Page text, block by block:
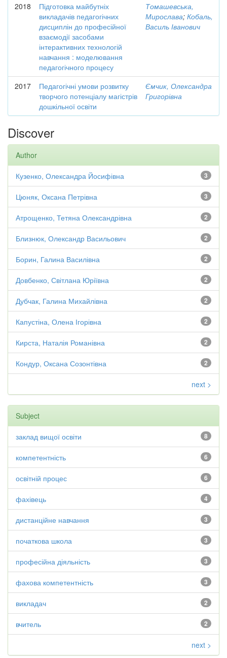
2018
Підготовка майбутніх
викладачів педагогічних
дисциплін до професійної
взаємодії засобами
інтерактивних технологій
навчання : моделювання
педагогічного процесу
Томашевська,
Мирослава; Кобаль,
Василь Іванович
2017
Педагогічні умови розвитку
творчого потенціалу магістрів
дошкільної освіти
Ємчик, Олександра
Григорівна
Discover
Author
3
Кузенко, Олександра Йосифівна
3
Цюняк, Оксана Петрівна
2
Атрощенко, Тетяна Олександрівна
2
Близнюк, Олександр Васильович
2
Борин, Галина Василівна
2
Довбенко, Світлана Юріївна
2
Дубчак, Галина Михайлівна
2
Капустіна, Олена Ігорівна
2
Кирста, Наталія Романівна
2
Кондур, Оксана Созонтівна
next >
Subject
8
заклад вищої освіти
6
компетентність
6
освітній процес
4
фахівець
3
дистанційне навчання
3
початкова школа
3
професійна діяльність
3
фахова компетентність
2
викладач
2
вчитель
next >